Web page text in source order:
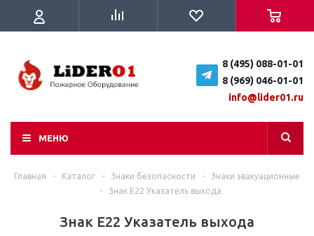
8 (495) 088-01-01
8 (969) 046-01-01
info@lider01.ru
МЕНЮ
Главная - Каталог - Знаки безопасности -
Знаки эвакуационные
-
Знак E22 Указатель выхода
Знак E22 Указатель выхода